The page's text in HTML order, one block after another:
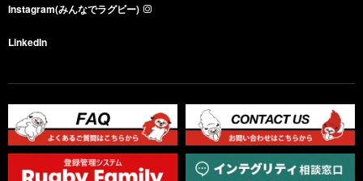
Instagram(みんなでラグビー)
LinkedIn